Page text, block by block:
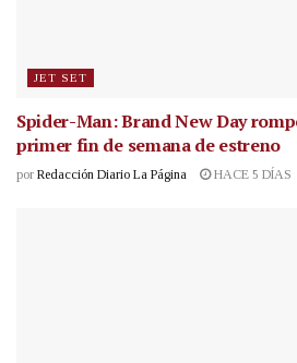
JET SET
Spider-Man: Brand New Day
primer fin de semana de estreno
por Redacción Diario La Página HACE 5 DÍAS